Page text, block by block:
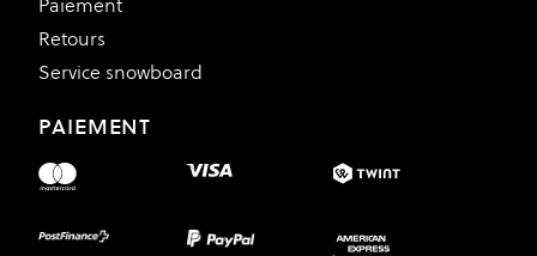
Retours
Service snowboard
PAIEMENT